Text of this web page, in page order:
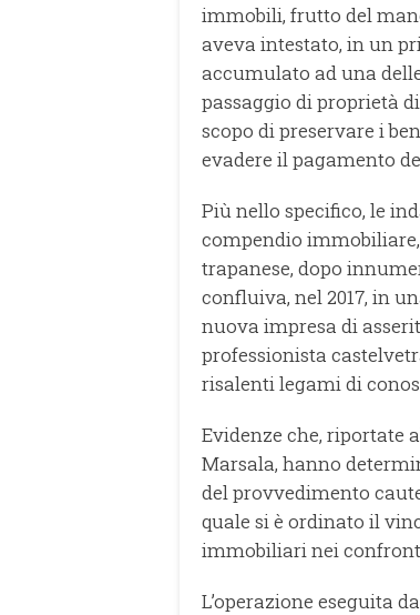
immobili, frutto del
aveva intestato, in un
accumulato ad una
passaggio di proprietà
scopo di preservare i
evadere il pagamento
Più nello specifico, le
compendio
trapanese, dopo
confluiva, nel 2017, in
nuova impresa di
professionista
risalenti legami di
Evidenze che, riportate
Marsala, hanno
del provvedimento
quale si è ordinato il
immobiliari nei
L’operazione eseguita